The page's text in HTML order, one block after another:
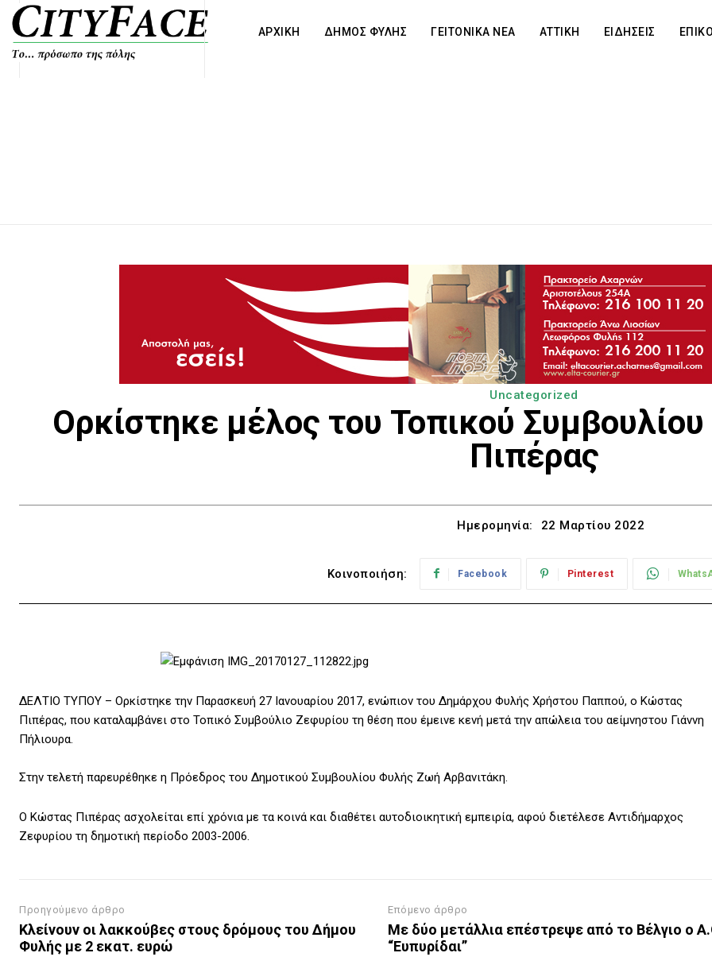
ΑΡΧΙΚΗ ΔΗΜΟΣ ΦΥΛΗΣ ΓΕΙΤΟΝΙΚΑ ΝΕΑ ΑΤΤΙΚΗ ΕΙΔΗΣΕΙΣ
Uncategorized
Ορκίστηκε μέλος του Τοπικού
Πιπέρας
Ημερομηνία: 22 Μαρτίου 2022
Κοινοποιήση: Facebook Pinterest
ΔΕΛΤΙΟ ΤΥΠΟΥ – Ορκίστηκε την Παρασκευή 27 Ιανουαρίου 2017, ενώπιον του Δημάρχου Φυλής Χρήστου Παππού, ο Κώστας
Πιπέρας, που καταλαμβάνει στο Τοπικό Συμβούλιο Ζεφυρίου τη θέση που έμεινε κενή μετά την απώλεια του αείμνηστου Γιάννη
Πήλιουρα.
Στην τελετή παρευρέθηκε η Πρόεδρος του Δημοτικού Συμβουλίου Φυλής Ζωή Αρβανιτάκη.
Ο Κώστας Πιπέρας ασχολείται επί χρόνια με τα κοινά και διαθέτει αυτοδιοικητική εμπειρία, αφού διετέλεσε Αντιδήμαρχος
Ζεφυρίου τη δημοτική περίοδο 2003-2006.
Προηγούμενο άρθρο
Κλείνουν οι λακκούβες στους δρόμους του Δήμου
Φυλής με 2 εκατ. ευρώ
Επόμενο άρθρο
Με δύο μετάλλια επέστρεψε από το Βέλγιο ο
“Ευπυρίδαι”